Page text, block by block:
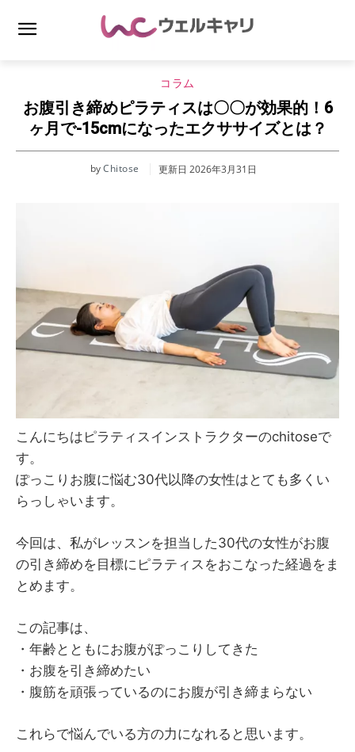
コラム
お腹引き締めピラティスは〇〇が効果的！6
ヶ月で-15cmになったエクササイズとは？
byChitose 更新日 2026年3月31日
こんにちはピラティスインストラクターのchitoseで
す。
ぽっこりお腹に悩む30代以降の女性はとても多くい
らっしゃいます。
今回は、私がレッスンを担当した30代の女性がお腹
の引き締めを目標にピラティスをおこなった経過をま
とめます。
この記事は、
・年齢とともにお腹がぽっこりしてきた
・お腹を引き締めたい
・腹筋を頑張っているのにお腹が引き締まらない
これらで悩んでいる方の力になれると思います。